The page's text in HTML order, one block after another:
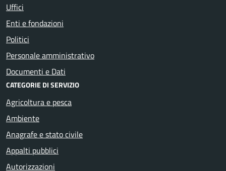
Uffici
Enti e fondazioni
Politici
Personale amministrativo
Documenti e Dati
CATEGORIE DI SERVIZIO
Agricoltura e pesca
Ambiente
Anagrafe e stato civile
Appalti pubblici
Autorizzazioni